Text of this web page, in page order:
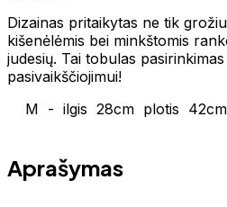
Dizainas pritaikytas ne tik
kišenėlėmis bei minkštomis
judesių. Tai tobulas
pasivaikščiojimui!
M - ilgis 28cm plotis 42cm
Aprašymas